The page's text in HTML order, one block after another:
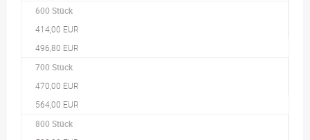
600 Stück
414,00 EUR
496,80 EUR
700 Stück
470,00 EUR
564,00 EUR
800 Stück